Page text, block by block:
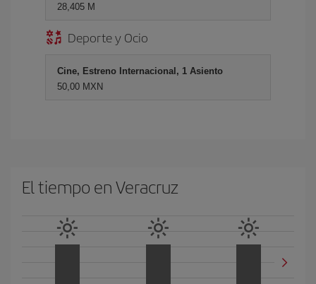
28,405 M
Deporte y Ocio
Cine, Estreno Internacional, 1 Asiento
50,00 MXN
El tiempo en Veracruz